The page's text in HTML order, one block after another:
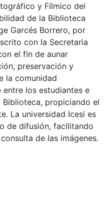
y Fílmico del
de la Biblioteca
Garcés Borrero, por
con la Secretaria
el fin de aunar
preservación y
la comunidad
entre los estudiantes e
propiciando el
La universidad Icesi es
de difusión, facilitando
de las imágenes.